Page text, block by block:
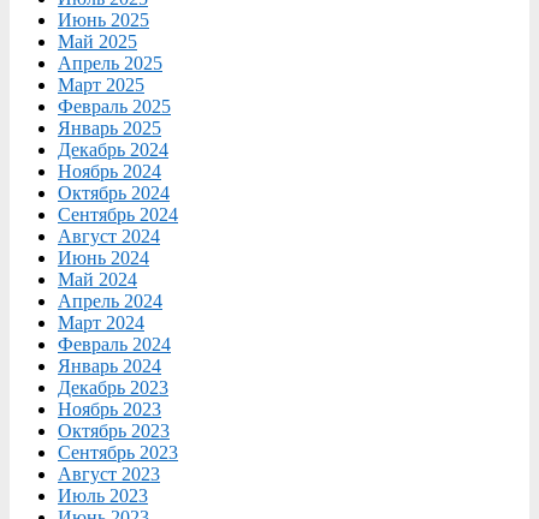
Июнь 2025
Май 2025
Апрель 2025
Март 2025
Февраль 2025
Январь 2025
Декабрь 2024
Ноябрь 2024
Октябрь 2024
Сентябрь 2024
Август 2024
Июнь 2024
Май 2024
Апрель 2024
Март 2024
Февраль 2024
Январь 2024
Декабрь 2023
Ноябрь 2023
Октябрь 2023
Сентябрь 2023
Август 2023
Июль 2023